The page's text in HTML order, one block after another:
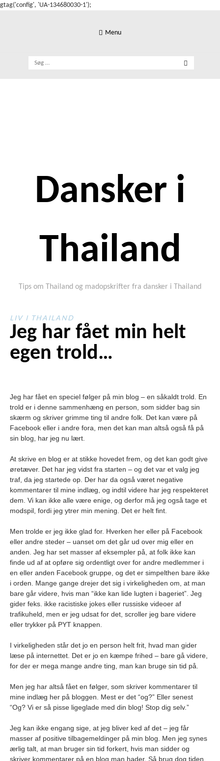
gtag('config', 'UA-134680030-1');
Menu
efter:
Dansker i
Thailand
Tips om Thailand og madopskrifter fra dansker i Thailand
LIV I THAILAND
Jeg har fået min helt
egen trold…
Jeg har fået en speciel følger på min blog – en såkaldt trold. En
trold er i denne sammenhæng en person, som sidder bag sin
skærm og skriver grimme ting til andre folk. Det kan være på
Facebook eller i andre fora, men det kan man altså også få på
sin blog, har jeg nu lært.
At skrive en blog er at stikke hovedet frem, og det kan godt give
øretæver. Det har jeg vidst fra starten – og det var et valg jeg
traf, da jeg startede op. Der har da også været negative
kommentarer til mine indlæg, og indtil videre har jeg respekteret
dem. Vi kan ikke alle være enige, og derfor må jeg også tage et
modspil, fordi jeg ytrer min mening. Det er helt fint.
Men trolde er jeg ikke glad for. Hverken her eller på Facebook
eller andre steder – uanset om det går ud over mig eller en
anden. Jeg har set masser af eksempler på, at folk ikke kan
finde ud af at opføre sig ordentligt over for andre medlemmer i
en eller anden Facebook gruppe, og det er simpelthen bare ikke
i orden. Mange gange drejer det sig i virkeligheden om, at man
bare går videre, hvis man “ikke kan lide lugten i bageriet”. Jeg
gider feks. ikke racistiske jokes eller russiske videoer af
trafikuheld, men er jeg udsat for det, scroller jeg bare videre
eller trykker på PYT knappen.
I virkeligheden står det jo en person helt frit, hvad man gider
læse på internettet. Det er jo en kæmpe frihed – bare gå videre,
for der er mega mange andre ting, man kan bruge sin tid på.
Men jeg har altså fået en følger, som skriver kommentarer til
mine indlæg her på bloggen. Mest er det “og?” Eller senest
“Og? Vi er så pisse ligeglade med din blog! Stop dig selv.”
Jeg kan ikke engang sige, at jeg bliver ked af det – jeg får
masser af positive tilbagemeldinger på min blog. Men jeg synes
ærlig talt, at man bruger sin tid forkert, hvis man sidder og
skriver kommentarer på en blog man hader. Så brug dog tiden